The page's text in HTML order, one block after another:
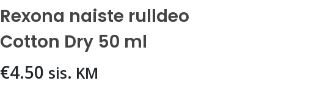
Rexona naiste rulldeo
Cotton Dry 50 ml
€4.50 sis. KM